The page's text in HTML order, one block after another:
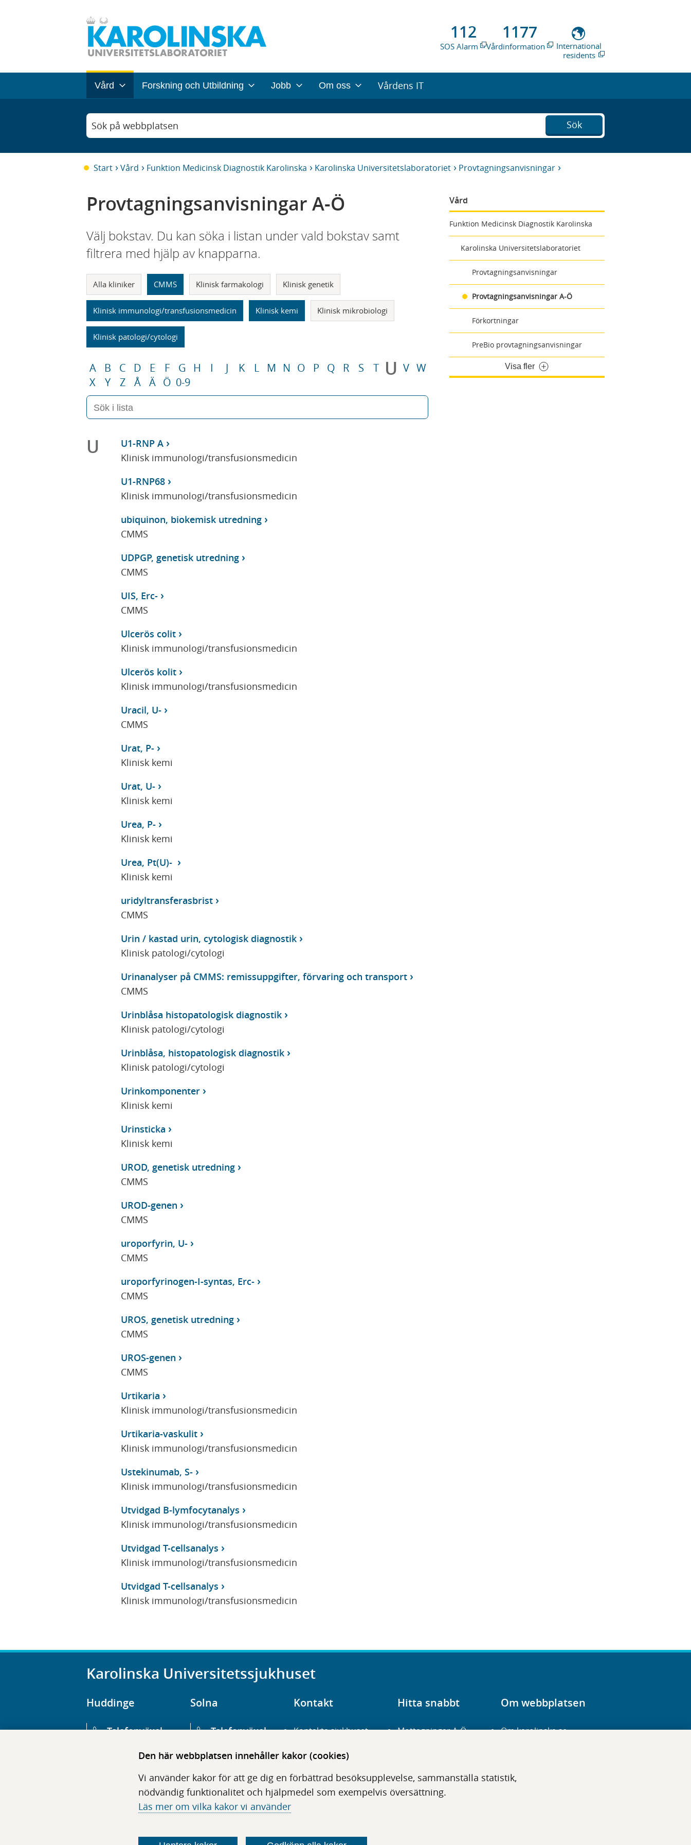
Den här webbplatsen innehåller kakor (cookies)
Vi använder kakor för att ge dig en förbättrad besöksupplevelse, sammanställa statistik,
nödvändig funktionalitet och hjälpmedel som exempelvis översättning.
Läs mer om vilka kakor vi använder
112
SOS Alarm
1177
Vårdinformation
International
residents
Vård Forskning och Utbildning Jobb Om oss Vårdens IT
Sök på webbplatsen Sök
Start Vård Funktion Medicinsk Diagnostik Karolinska Karolinska Universitetslaboratoriet Provtagningsanvisningar
Vård
Funktion Medicinsk Diagnostik Karolinska
Karolinska Universitetslaboratoriet
Provtagningsanvisningar
Provtagningsanvisningar A-Ö
Förkortningar
PreBio provtagningsanvisningar
Visa fler
Provtagningsanvisningar A-Ö
Välj bokstav. Du kan söka i listan under vald bokstav samt
filtrera med hjälp av knapparna.
Alla kliniker CMMS Klinisk farmakologi Klinisk genetik
Klinisk immunologi/transfusionsmedicin Klinisk kemi Klinisk mikrobiologi
Klinisk patologi/cytologi
A B C D E F G H I J K L M N O P Q R S T U V W
X
Y Z Å Ä Ö 0-9
U
U1-RNP A
Klinisk immunologi/transfusionsmedicin
U1-RNP68
Klinisk immunologi/transfusionsmedicin
ubiquinon, biokemisk utredning
CMMS
UDPGP, genetisk utredning
CMMS
UIS, Erc-
CMMS
Ulcerös colit
Klinisk immunologi/transfusionsmedicin
Ulcerös kolit
Klinisk immunologi/transfusionsmedicin
Uracil, U-
CMMS
Urat, P-
Klinisk kemi
Urat, U-
Klinisk kemi
Urea, P-
Klinisk kemi
Urea, Pt(U)-
Klinisk kemi
uridyltransferasbrist
CMMS
Urin / kastad urin, cytologisk diagnostik
Klinisk patologi/cytologi
Urinanalyser på CMMS: remissuppgifter, förvaring och transport
CMMS
Urinblåsa histopatologisk diagnostik
Klinisk patologi/cytologi
Urinblåsa, histopatologisk diagnostik
Klinisk patologi/cytologi
Urinkomponenter
Klinisk kemi
Urinsticka
Klinisk kemi
UROD, genetisk utredning
CMMS
UROD-genen
CMMS
uroporfyrin, U-
CMMS
uroporfyrinogen-I-syntas, Erc-
CMMS
UROS, genetisk utredning
CMMS
UROS-genen
CMMS
Urtikaria
Klinisk immunologi/transfusionsmedicin
Urtikaria-vaskulit
Klinisk immunologi/transfusionsmedicin
Ustekinumab, S-
Klinisk immunologi/transfusionsmedicin
Utvidgad B-lymfocytanalys
Klinisk immunologi/transfusionsmedicin
Utvidgad T-cellsanalys
Klinisk immunologi/transfusionsmedicin
Utvidgad T-cellsanalys
Klinisk immunologi/transfusionsmedicin
Karolinska Universitetssjukhuset
Huddinge
Telefonväxel
Hälsovägen 13
Solna
Telefonväxel
Eugeniavägen 3
Kontakt
Kontakta sjukhuset
Hitta hit
Press
Hitta snabbt
Mottagningar A-Ö
Digitala tjänster
Om webbplatsen
Om karolinska.se
Tillgänglighet
Följ oss i sociala medier